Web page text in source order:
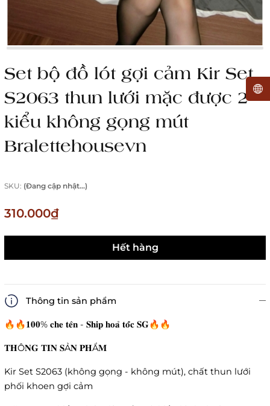
Set bộ đồ lót gợi cảm Kir Set
S2063 thun lưới mặc được 2
kiểu không gọng mút
Bralettehousevn
SKU: (Đang cập nhật...)
310.000₫
Hết hàng
Thông tin sản phẩm
🔥🔥𝟏𝟎𝟎% 𝐜𝐡𝐞 𝐭𝐞̂𝐧 - 𝐒𝐡𝐢𝐩 𝐡𝐨𝐚̉ 𝐭𝐨̂́𝐜 𝐒𝐆🔥🔥
𝐓𝐇Ô𝐍𝐆 𝐓𝐈𝐍 𝐒Ả𝐍 𝐏𝐇Ẩ𝐌
Kir Set S2063 (không gọng - không mút), chất thun lưới
phối khoen gợi cảm